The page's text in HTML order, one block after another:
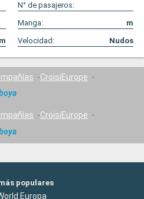
N° de pasajeros:
Manga:
m
m Velocidad: Nudos
CroisiEurope
CroisiEurope
populares
Europa